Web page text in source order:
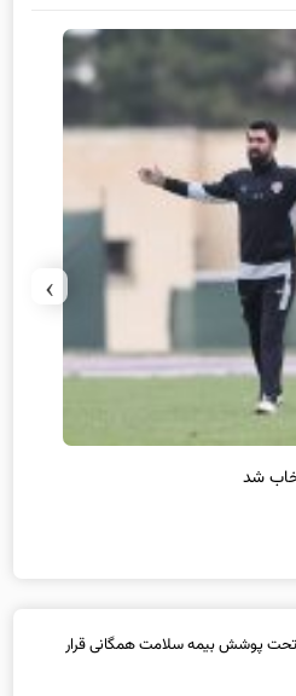
شد
›
تحت پوشش بیمه سلامت همگانی قرار